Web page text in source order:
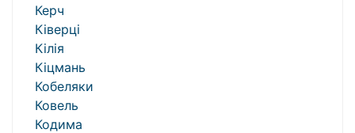
Керч
Ківерці
Кілія
Кіцмань
Кобеляки
Ковель
Кодима